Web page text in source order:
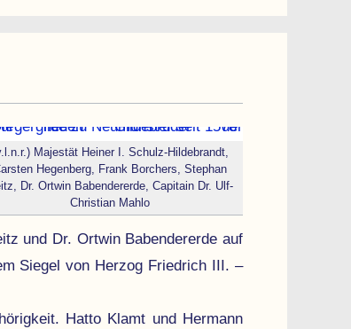
Majestät Heiner I. Schulz-Hildebrandt,
Hegenberg, Frank Borchers, Stephan
Dr. Ortwin Babendererde, Capitain Dr. Ulf-
Christian Mahlo
und Dr. Ortwin Babendererde auf
Siegel von Herzog Friedrich III. –
Hatto Klamt und Hermann